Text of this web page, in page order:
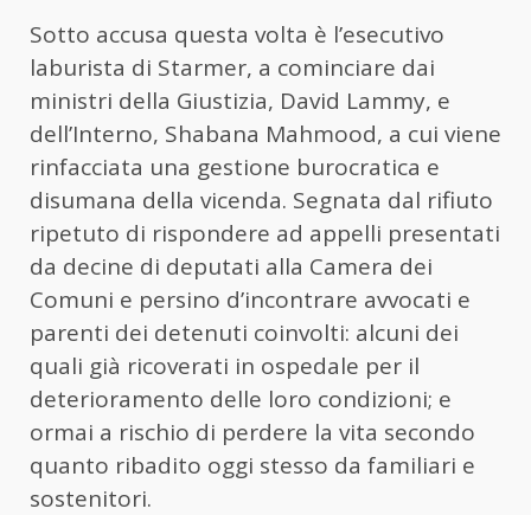
Sotto accusa questa volta è l’esecutivo
laburista di Starmer, a cominciare dai
ministri della Giustizia, David Lammy, e
dell’Interno, Shabana Mahmood, a cui viene
rinfacciata una gestione burocratica e
disumana della vicenda. Segnata dal rifiuto
ripetuto di rispondere ad appelli presentati
da decine di deputati alla Camera dei
Comuni e persino d’incontrare avvocati e
parenti dei detenuti coinvolti: alcuni dei
quali già ricoverati in ospedale per il
deterioramento delle loro condizioni; e
ormai a rischio di perdere la vita secondo
quanto ribadito oggi stesso da familiari e
sostenitori.